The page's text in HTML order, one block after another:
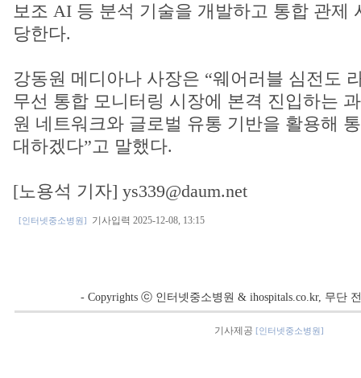
보조 AI 등 분석 기술을 개발하고 통합 관제
당한다.
강동원 메디아나 사장은 “웨어러블 심전도
무선 통합 모니터링 시장에 본격 진입하는
원 네트워크와 글로벌 유통 기반을 활용해
대하겠다”고 말했다.
[노용석 기자] ys339@daum.net
[인터넷중소병원] 기사입력 2025-12-08, 13:15
- Copyrights ⓒ 인터넷중소병원 & ihospitals.co.kr, 무단
기사제공 [인터넷중소병원]